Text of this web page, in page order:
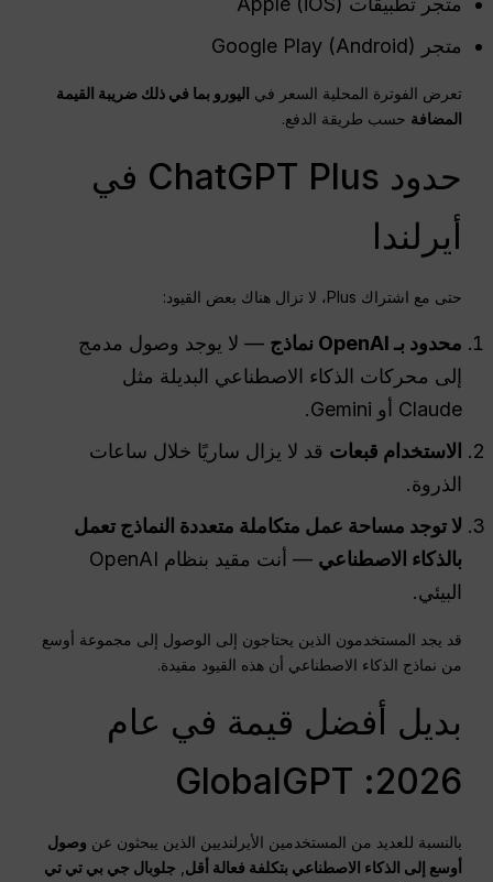
متجر Google Play (Android)
تعرض الفوترة المحلية السعر في اليورو بما في ذلكضريبة القيمة
المضافة حسب طريقة الدفع.
حدود ChatGPT Plus في
أيرلندا
حتى مع اشتراك Plus، لا تزال هناك بعض القيود:
محدود بـ OpenAI نماذج — لا يوجد وصول مدمج
إلى محركات الذكاء الاصطناعي البديلة مثل
Claude أو Gemini.
الاستخدام قبعات قد لا يزال ساريًا خلال ساعات
الذروة.
لا توجد مساحة عمل متكاملة متعددة النماذج تعمل
بالذكاء الاصطناعي
— أنت مقيد بنظام OpenAI
البيئي.
قد يجد المستخدمون الذين يحتاجون إلى الوصول إلى مجموعة أوسع
من نماذج الذكاء الاصطناعي أن هذه القيود مقيدة.
بديل أفضل قيمة في عام
2026: GlobalGPT
بالنسبة للعديد من المستخدمين الأيرلنديين الذين يبحثون عن وصول
أوسع إلى الذكاء الاصطناعي بتكلفة فعالة أقل جلوبال جي بي تي تي